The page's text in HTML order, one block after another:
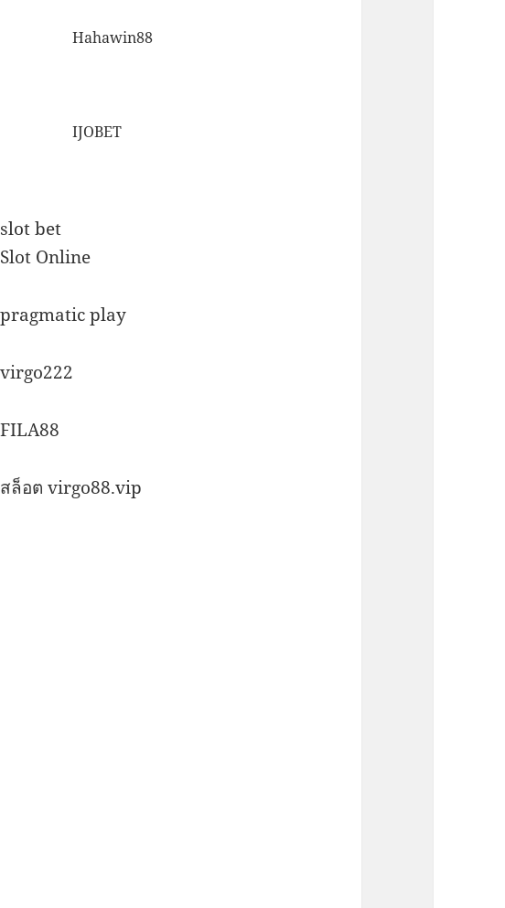
Hahawin88
IJOBET
slot bet
Slot Online
pragmatic play
virgo222
FILA88
สล็อต virgo88.vip